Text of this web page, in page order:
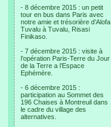
- 8 décembre 2015 : un petit
tour en bus dans Paris avec
notre amie et trésorière d’Alofa
Tuvalu à Tuvalu, Risasi
Finikaso.
- 7 décembre 2015 : visite à
l’opération Paris-Terre du Jour
de la Terre a l’Espace
Ephémère.
- 6 décembre 2015 :
participation au Sommet des
196 Chaises à Montreuil dans
le cadre du village des
alternatives.